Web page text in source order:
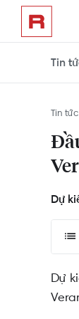
Tin
Tin tức
Dự
Dự